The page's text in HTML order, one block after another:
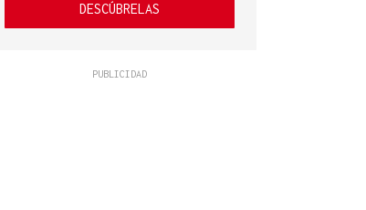
DESCÚBRELAS